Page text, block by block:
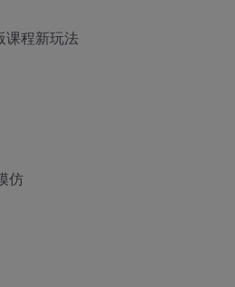
课程新玩法
仿